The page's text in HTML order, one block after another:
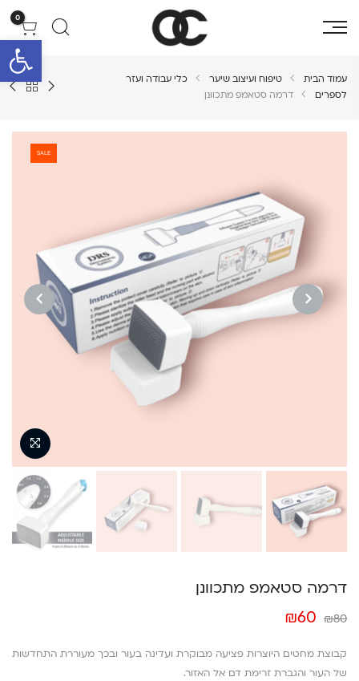
פתח
0
עמוד הבית טיפוח ועיצוב שיער
כלי עבודה ועזר
לספרים
דרמה סטאמפ מתכוונן
SALE
דרמה סטאמפ מתכוונן
₪80
המחיר
היה:
₪80.
₪60
הוא:
₪60.
קבוצת מחטים היוצרות פציעה מבוקרת ועדינה בעור ובכך מעוררת התחדשות
של העור והגברת זרימת דם אל האזור.